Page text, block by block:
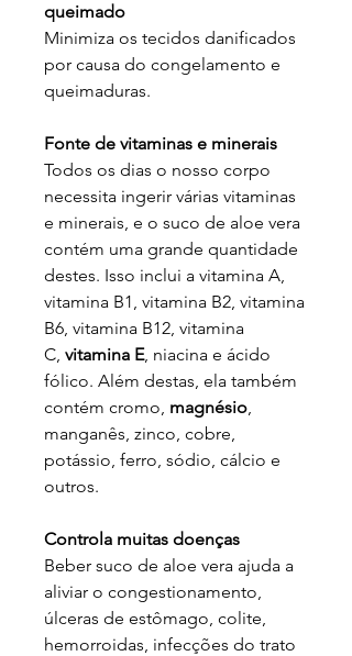
queimado
Minimiza os tecidos danificados
por causa do congelamento e
queimaduras.
Fonte de vitaminas e minerais
Todos os dias o nosso corpo
necessita ingerir várias vitaminas
e minerais, e o suco de aloe vera
contém uma grande quantidade
destes. Isso inclui a vitamina A,
vitamina B1, vitamina B2, vitamina
B6, vitamina B12, vitamina
C, vitamina E, niacina e ácido
fólico. Além destas, ela também
contém cromo, magnésio,
manganês, zinco, cobre,
potássio, ferro, sódio, cálcio e
outros.
Controla muitas doenças
Beber suco de aloe vera ajuda a
aliviar o congestionamento,
úlceras de estômago, colite,
hemorroidas, infecções do trato